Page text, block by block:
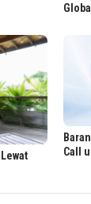
Global
Call